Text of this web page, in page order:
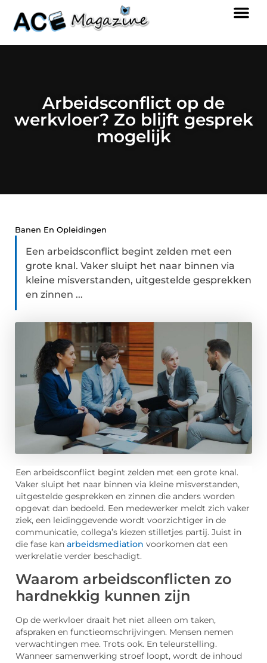
Arbeidsconflict op de
werkvloer? Zo blijft gesprek
mogelijk
Banen En Opleidingen
Een arbeidsconflict begint zelden met een
grote knal. Vaker sluipt het naar binnen via
kleine misverstanden, uitgestelde gesprekken
en zinnen ...
Een arbeidsconflict begint zelden met een grote knal.
Vaker sluipt het naar binnen via kleine misverstanden,
uitgestelde gesprekken en zinnen die anders worden
opgevat dan bedoeld. Een medewerker meldt zich vaker
ziek, een leidinggevende wordt voorzichtiger in de
communicatie, collega’s kiezen stilletjes partij. Juist in
die fase kan arbeidsmediation voorkomen dat een
werkrelatie verder beschadigt.
Waarom arbeidsconflicten zo
hardnekkig kunnen zijn
Op de werkvloer draait het niet alleen om taken,
afspraken en functieomschrijvingen. Mensen nemen
verwachtingen mee. Trots ook. En teleurstelling.
Wanneer samenwerking stroef loopt, wordt de inhoud